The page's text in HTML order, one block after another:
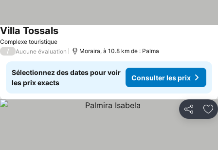
Complexe touristique
Villa Tossals
/ Aucune évaluation Moraira, à 10.8 km de : Palma
Sélectionnez des dates pour voir
les prix exacts
Consulter les prix
Partager